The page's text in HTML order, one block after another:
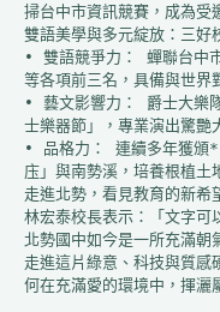
掃台中市資訊競賽，成為受
雙語美學與多元綻放：三好
• 雙語競爭力： 蟬聯台中
等各項前三名，具備與世界
• 藝文影響力： 爵士大樂
士樂器節」，專業演出驚艷
• 品格力： 連續多年獲頒
庒」與南勢溪，培養根植土
走進北勢，看見教育的新希
林宏泰校長表示：「文字可
北勢國中如今是一所充滿朝
走進這片綠意、科技與質感
何在充滿愛的環境中，揮灑